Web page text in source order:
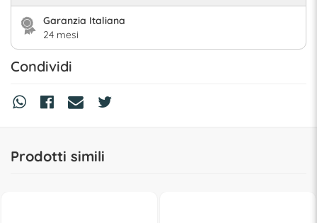
Garanzia Italiana
24 mesi
Condividi
Prodotti simili